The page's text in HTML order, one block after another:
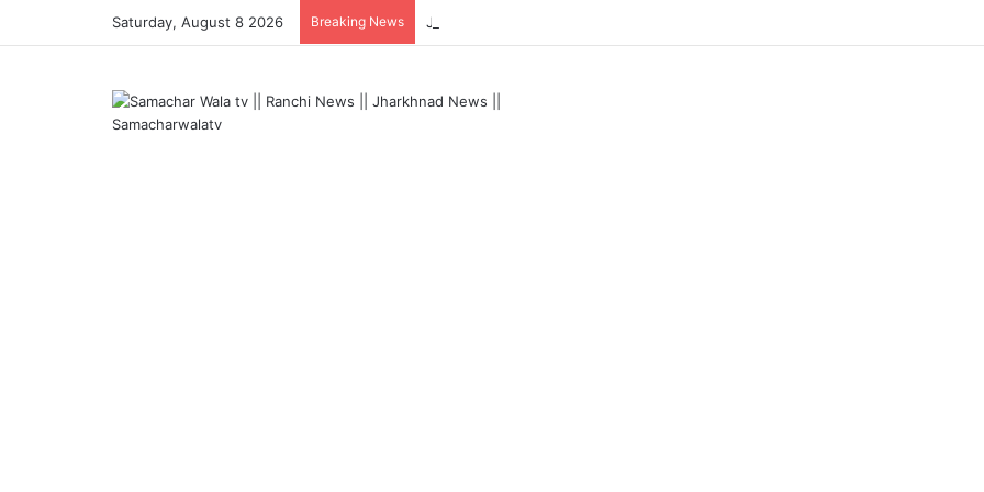
Saturday, August 8 2026 Breaking News JPSC-JSSC विवाद: सरकार और देवेंद्रनाथ महतो गुट के छात्रों की वार्ता बेनतीजा, आंदोलन रहेगा जारी